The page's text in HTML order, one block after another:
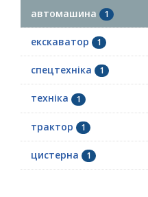
автомашина 1
екскаватор 1
спецтехніка 1
техніка 1
трактор 1
цистерна 1